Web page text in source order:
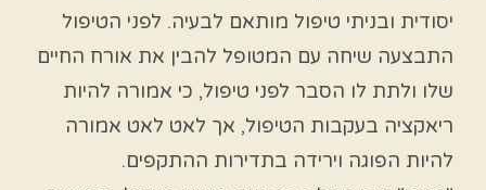
יסודית ובניתי טיפול מותאם לבעיה. לפני הטיפול
התבצעה שיחה עם המטופל להבין את אורח החיים
שלו ולתת לו הסבר לפני טיפול, כי אמורה להיות
ריאקציה בעקבות הטיפול, אך לאט לאט אמורה
להיות הפוגה וירידה בתדירות ההתקפים.